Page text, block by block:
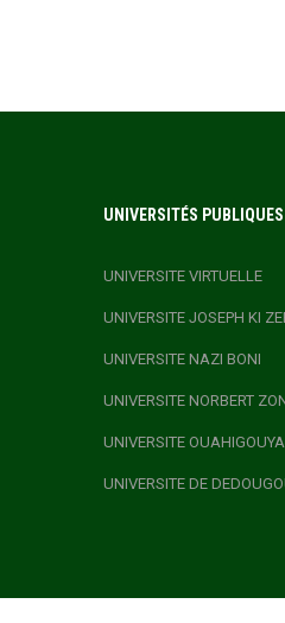
UNIVERSITÉS PUBLIQUES
UNIVERSITE VIRTUELLE
UNIVERSITE JOSEPH KI
UNIVERSITE NAZI BONI
UNIVERSITE NORBERT
UNIVERSITE OUAHIGOUYA
UNIVERSITE DE